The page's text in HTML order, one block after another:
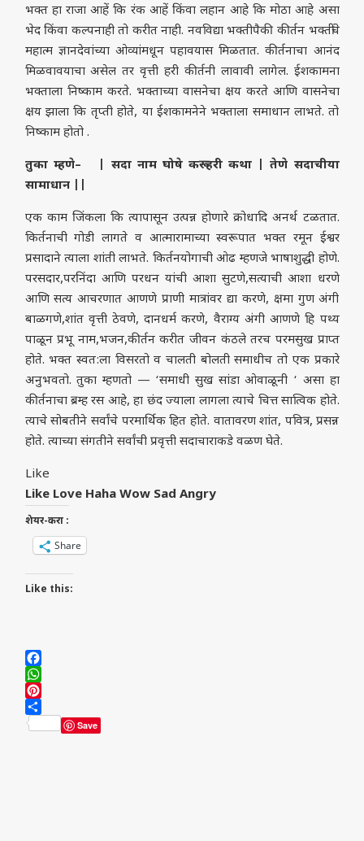
भक्त हा राजा आहें कि रंक आहें किंवा लहान आहे कि मोठा आहे असा
भेद किंवा कल्पनाही तो करीत नाही. नवविद्या भक्तीपैकी कीर्तन भक्तींचे
महात्म ज्ञानदेवांच्या ओव्यांमधून पहावयास मिळतात. कीर्तनाचा आनंद
मिळवावयाचा असेल तर वृत्ती हरी कीर्तनी लावावी लागेल. ईशकामना
भक्ताला निष्काम करते. भक्ताच्या वासनेचा क्षय करते आणि वासनेचा
क्षय झाला कि तृप्ती होते, या ईशकामनेने भक्ताला समाधान लाभते. तो
निष्काम होतो .
तुका म्हणे– | सदा नाम घोषे करू हरी कथा | तेणे सदाचीया
सामाधान ||
एक काम जिंकला कि त्यापासून उत्पन्न होणारे क्रोधादि अनर्थ टळतात.
किर्तनाची गोडी लागते व आत्मारामाच्या स्वरूपात भक्त रमून ईश्वर
प्रसादाने त्याला शांती लाभते. किर्तनयोगाची ओढ म्हणजे भाषाशुद्धी होणे.
परसदार,परनिंदा आणि परधन यांची आशा सुटणे,सत्याची आशा धरणे
आणि सत्य आचरणात आणणे प्राणी मात्रांवर द्या करणे, क्षमा गुण अंगी
बाळगणे,शांत वृत्ती ठेवणे, दानधर्म करणे, वैराग्य अंगी आणणे हि पथ्य
पाळून प्रभू नाम,भजन,कीर्तन करीत जीवन कंठले तरच परमसुख प्राप्त
होते. भक्त स्वत:ला विसरतो व चालती बोलती समाधीच तो एक प्रकारे
अनुभवतो. तुका म्हणतो — ‘समाधी सुख सांडा ओवाळूनी ‘ असा हा
कीर्तनाचा ब्रम्ह रस आहे, हा छंद ज्याला लागला त्याचे चित्त सात्विक होते.
त्याचे सोबतीने सर्वांचे परमार्थिक हित होते. वातावरण शांत, पवित्र, प्रसन्न
होते. त्याच्या संगतीने सर्वांची प्रवृत्ती सदाचाराकडे वळण घेते.
Like
Like Love Haha Wow Sad Angry
शेयर-करा :
Share
Like this:
Facebook
WhatsApp
Pinterest
Share
Save